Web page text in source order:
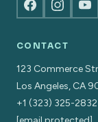
CONTACT
123 Commerce
Los Angeles, CA
+1 (323) 325-2832